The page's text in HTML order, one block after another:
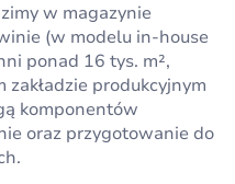
w magazynie
(w modelu in-house
ponad 16 tys. m²,
produkcyjnym
komponentów
oraz przygotowanie do